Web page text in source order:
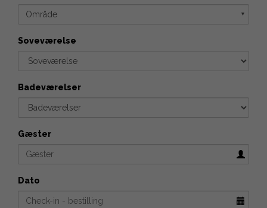
Område ▼
Soveværelse
Badeværelser
Gæster
Dato